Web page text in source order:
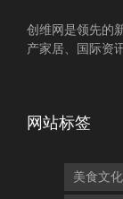
创维网是领先的
产家居、国际资
网站标签
美食文化